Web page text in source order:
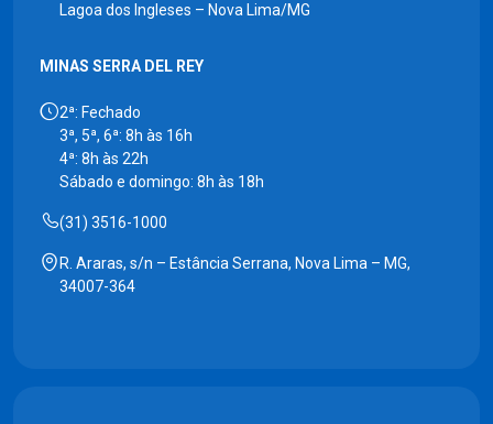
Lagoa dos Ingleses – Nova Lima/MG
MINAS SERRA DEL REY
2ª: Fechado
3ª, 5ª, 6ª: 8h às 16h
4ª: 8h às 22h
Sábado e domingo: 8h às 18h
(31) 3516-1000
R. Araras, s/n – Estância Serrana, Nova Lima – MG,
34007-364